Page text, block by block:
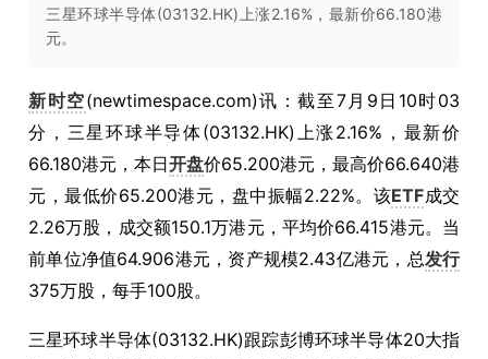
三星环球半导体(03132.HK)上涨2.16%，最新价66.180港
元。
新时空(newtimespace.com)讯：截至7月9日10时03
分，三星环球半导体(03132.HK)上涨2.16%，最新价
66.180港元，本日开盘价65.200港元，最高价66.640港
元，最低价65.200港元，盘中振幅2.22%。该ETF成交
2.26万股，成交额150.1万港元，平均价66.415港元。当
前单位净值64.906港元，资产规模2.43亿港元，总发行
375万股，每手100股。
三星环球半导体(03132.HK)跟踪彭博环球半导体20大指